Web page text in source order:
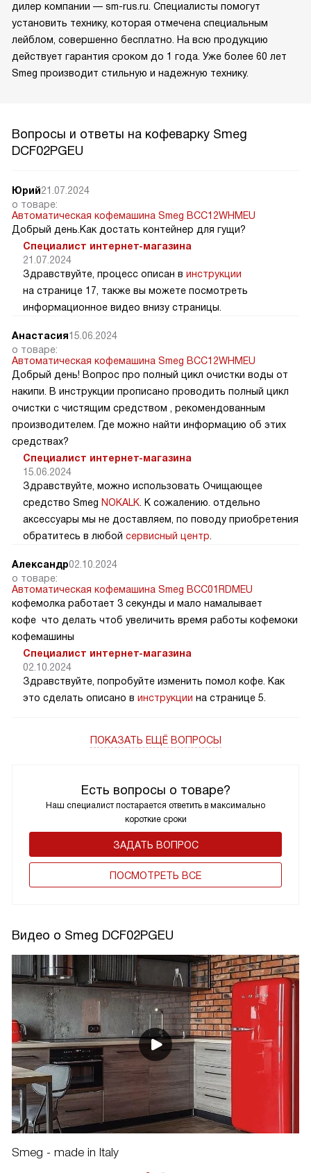
дилер компании — sm-rus.ru. Специалисты помогут
установить технику, которая отмечена специальным
лейблом, совершенно бесплатно. На всю продукцию
действует гарантия сроком до 1 года. Уже более 60 лет
Smeg производит стильную и надежную технику.
Вопросы и ответы на кофеварку Smeg
DCF02PGEU
Есть вопросы о товаре?
Наш специалист постарается ответить в максимально
короткие сроки
ЗАДАТЬ ВОПРОС
ПОCМОТРЕТЬ ВСЕ
Юрий21.07.2024
о товаре:
Автоматическая кофемашина Smeg BCC12WHMEU
Добрый день.Как достать контейнер для гущи?
Специалист интернет-магазина
21.07.2024
Здравствуйте, процесс описан в инструкции
на странице 17, также вы можете посмотреть
информационное видео внизу страницы.
Анастасия15.06.2024
о товаре:
Автоматическая кофемашина Smeg BCC12WHMEU
Добрый день! Вопрос про полный цикл очистки воды от
накипи. В инструкции прописано проводить полный цикл
очистки с чистящим средством , рекомендованным
производителем. Где можно найти информацию об этих
средствах?
Специалист интернет-магазина
15.06.2024
Здравствуйте, можно использовать Очищающее
средство Smeg NOKALK. К сожалению. отдельно
аксессуары мы не доставляем, по поводу приобретения
обратитесь в любой сервисный центр.
Александр02.10.2024
о товаре:
Автоматическая кофемашина Smeg BCC01RDMEU
кофемолка работает 3 секунды и мало намалывает
кофе что делать чтоб увеличить время работы кофемоки
кофемашины
Специалист интернет-магазина
02.10.2024
Здравствуйте, попробуйте изменить помол кофе. Как
это сделать описано в инструкции на странице 5.
ПОКАЗАТЬ ЕЩЁ ВОПРОСЫ
Видео о Smeg DCF02PGEU
Smeg - made in Italy